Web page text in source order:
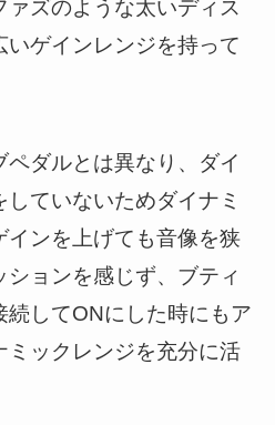
ズのような太いディス
いゲインレンジを持って
ペダルとは異なり、ダイ
ていないためダイナミ
インを上げても音像を狭
ョンを感じず、ブティ
続してONにした時にもア
ミックレンジを充分に活